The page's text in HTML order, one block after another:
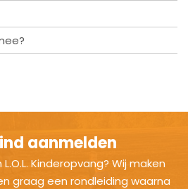
aanmelden
Kinderopvang? Wij maken
graag een rondleiding waarna